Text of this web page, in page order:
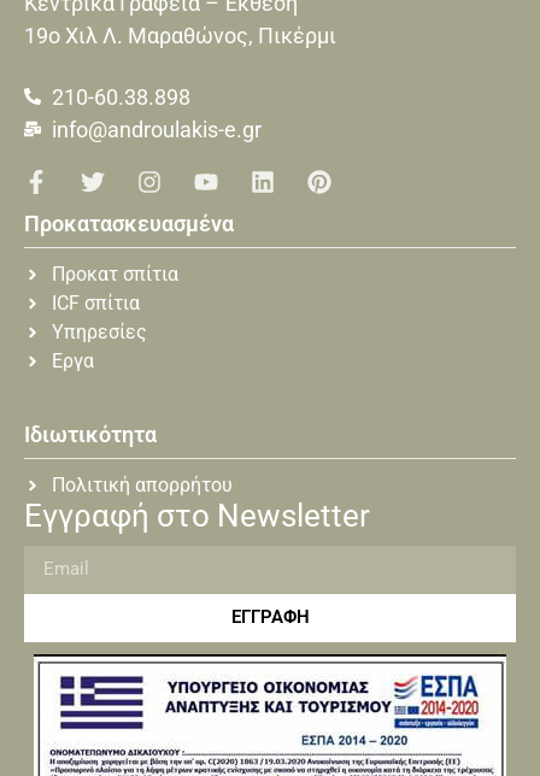
19o Xιλ Λ. Μαραθώνος, Πικέρμι
210-60.38.898
info@androulakis-e.gr
Προκατασκευασμένα
Προκατ σπίτια
ICF σπίτια
Υπηρεσίες
Εργα
Ιδιωτικότητα
Πολιτική απορρήτου
Εγγραφή στο Newsletter
ΕΓΓΡΑΦΗ